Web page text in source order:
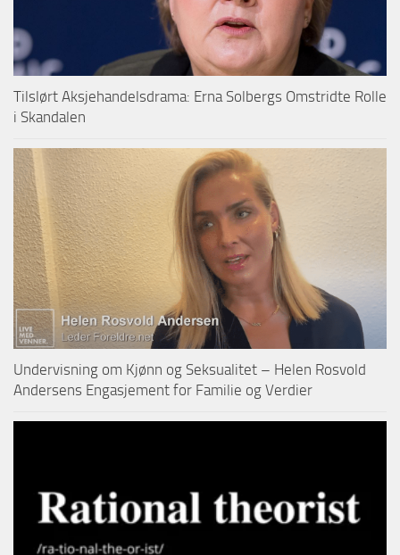
Tilslørt Aksjehandelsdrama: Erna Solbergs Omstridte Rolle
i Skandalen
Undervisning om Kjønn og Seksualitet – Helen Rosvold
Andersens Engasjement for Familie og Verdier